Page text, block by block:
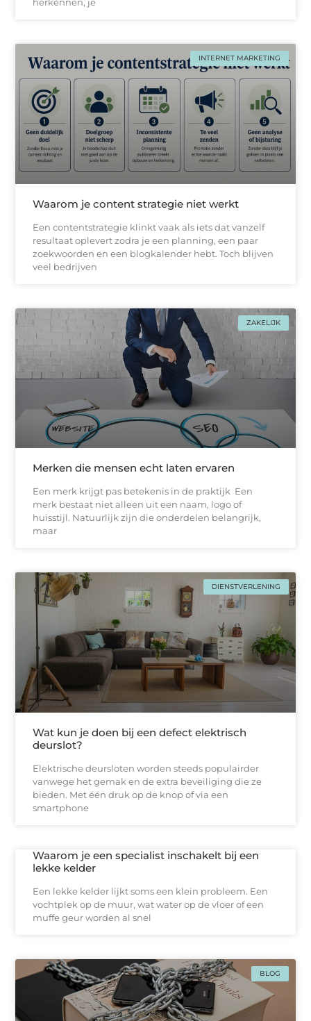
INTERNET MARKETING
Waarom je content strategie niet werkt
Een contentstrategie klinkt vaak als iets dat vanzelf
resultaat oplevert zodra je een planning, een paar
zoekwoorden en een blogkalender hebt. Toch blijven
veel bedrijven
ZAKELIJK
Merken die mensen echt laten ervaren
Een merk krijgt pas betekenis in de praktijk Een
merk bestaat niet alleen uit een naam, logo of
huisstijl. Natuurlijk zijn die onderdelen belangrijk,
maar
DIENSTVERLENING
Wat kun je doen bij een defect elektrisch
deurslot?
Elektrische deursloten worden steeds populairder
vanwege het gemak en de extra beveiliging die ze
bieden. Met één druk op de knop of via een
smartphone
Waarom je een specialist inschakelt bij een
lekke kelder
Een lekke kelder lijkt soms een klein probleem. Een
vochtplek op de muur, wat water op de vloer of een
muffe geur worden al snel
BLOG